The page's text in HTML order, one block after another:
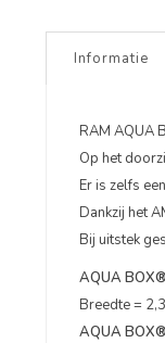
Informatie
RAM AQUA
Op het
Er is zelfs
Dankzij het
Bij uitstek
AQUA
Breedte =
AQUA